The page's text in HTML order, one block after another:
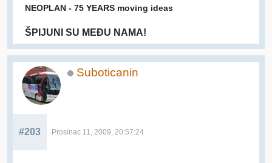
NEOPLAN - 75 YEARS moving ideas
ŠPIJUNI SU MEĐU NAMA!
Suboticanin
#203 Prosinac 11, 2009, 20:57:24